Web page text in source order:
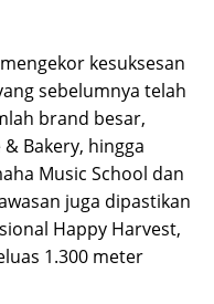
kesuksesan
sebelumnya telah
brand besar,
& Bakery, hingga
Music School dan
juga dipastikan
Happy Harvest,
1.300 meter